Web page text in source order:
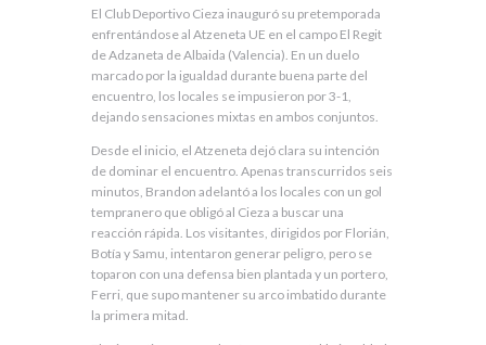
El Club Deportivo Cieza inauguró su pretemporada
enfrentándose al Atzeneta UE en el campo El Regit
de Adzaneta de Albaida (Valencia). En un duelo
marcado por la igualdad durante buena parte del
encuentro, los locales se impusieron por 3-1,
dejando sensaciones mixtas en ambos conjuntos.
Desde el inicio, el Atzeneta dejó clara su intención
de dominar el encuentro. Apenas transcurridos seis
minutos, Brandon adelantó a los locales con un gol
tempranero que obligó al Cieza a buscar una
reacción rápida. Los visitantes, dirigidos por Florián,
Botía y Samu, intentaron generar peligro, pero se
toparon con una defensa bien plantada y un portero,
Ferri, que supo mantener su arco imbatido durante
la primera mitad.